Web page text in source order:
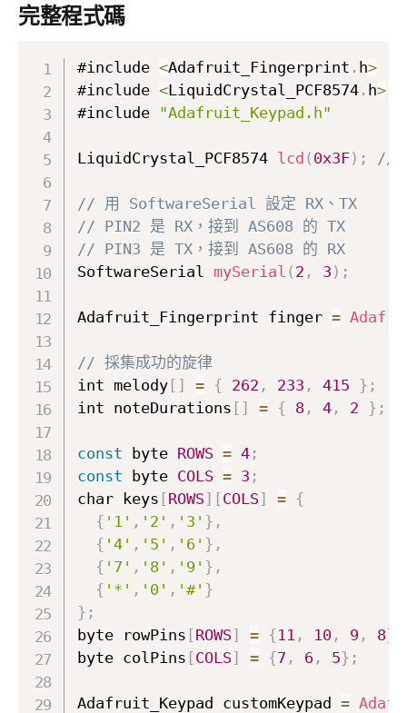
完整程式碼
#include <Adafruit_Fingerprint . h>
#include <LiquidCrystal_PCF8574. h>
#include "Adafruit_Keypad.h"
LiquidCrystal_PCF8574 lcd ( 0x3F) ; //
// 用 SoftwareSerial 設定 RX、TX
// PIN2 是 RX，接到 AS608 的 TX
// PIN3 是 TX，接到 AS608 的 RX
SoftwareSerial mySerial ( 2 , 3 ) ;
Adafruit_Fingerprint finger =
// 採集成功的旋律
int melody[ ] = { 262 , 233 , 415 } ;
int noteDurations [ ] = { 8, 4, 2 } ;
const byte ROWS = 4;
const byte COLS = 3 ;
char keys [ROWS ] [COLS ] =
{
{ '1' , '2' , '3' } ,
{ '4' , '5' , '6' } ,
{ '7' , '8' , '9' } ,
{ '*' , '0' , '#' }
} ;
byte rowPins [ROWS ] = {11 , 10, 9 , 8}
byte colPins [COLS ] = {7 , 6 , 5} ;
Adafruit_Keypad customKeypad =